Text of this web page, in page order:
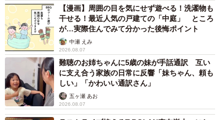
声をあげました。幼少期から好きだったものを大人になっ
てもずっと好きでいられるのめちゃくちゃいいことだし、
何より美人さん！！！！ナージャコスで一番似合ってる方
に出会えた感動に拍手しちゃいました よきお写真をあり
がとうございます」
「すてきな、未来からのお手紙ですね」
など、数々の称賛の声が寄せられた今回の投稿。読者のみ
なさんは小さいころ、どんなキャラクターにあこがれてい
【漫画】周囲の目を気にせず遊べる！洗濯物も
干せる！最近人気の戸建ての「中庭」 ところ
が…実際住んでみて分かった後悔ポイント
中瀬 えみ
2026.08.07
難聴のお姉ちゃんに5歳の妹が手話通訳 互い
に支え合う家族の日常に反響「妹ちゃん、頼も
しい」「かわいい通訳さん」
五ヶ瀬 あお
2026.08.07